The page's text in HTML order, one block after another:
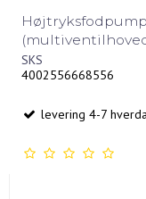
SKS
4002556668556
levering 4-7